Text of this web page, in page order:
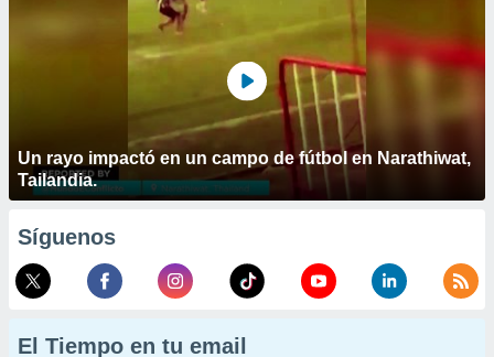
Un rayo impactó en un campo de fútbol en Narathiwat,
Tailandia.
Síguenos
El Tiempo en tu email